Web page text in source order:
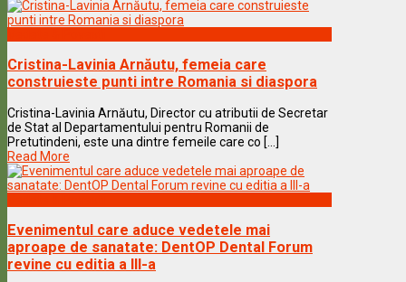
Cristina-Lavinia Arnăutu, femeia care
construieste punti intre Romania si diaspora
Cristina-Lavinia Arnăutu, Director cu atributii de Secretar
de Stat al Departamentului pentru Romanii de
Pretutindeni, este una dintre femeile care co [...]
Read More
Evenimentul care aduce vedetele mai
aproape de sanatate: DentOP Dental Forum
revine cu editia a III-a